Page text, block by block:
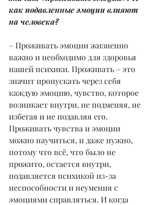
как подавленные эмоции влияют
на человека?
– Проживать эмоции жизненно
важно и необходимо для здоровья
нашей психики. Проживать – это
значит пропускать через себя
каждую эмоцию, чувство, которое
возникает внутри, не подменяя, не
избегая и не подавляя его.
Проживать чувства и эмоции
можно научиться, и даже нужно,
потому что всё, что было не
прожито, остается внутри,
подавляется психикой из-за
неспособности и неумения с
эмоциями справляться. И когда